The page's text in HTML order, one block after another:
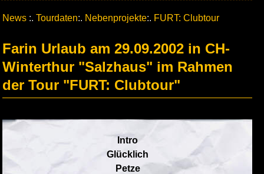
News :. Tourdaten:. Nebenprojekte:. FURT: Clubtour
Farin Urlaub am 29.09.2002 in CH-
Winterthur "Salzhaus" im Rahmen
der Tour "FURT: Clubtour"
Intro
Glücklich
Petze